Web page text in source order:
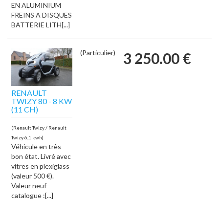
EN ALUMINIUM
FREINS A DISQUES
BATTERIE LITH[...]
RENAULT
TWIZY 80 - 8 KW
(11 CH)
(Renault Twizy / Renault
Twizy 6,1 kwh)
Véhicule en très
bon état. Livré avec
vitres en plexiglass
(valeur 500 €).
Valeur neuf
catalogue :[...]
(Particulier) 3 250.00 €